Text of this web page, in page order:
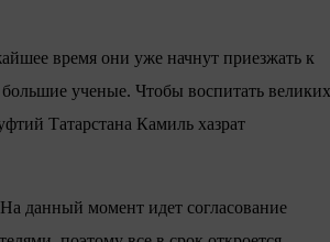
время они уже начнут приезжать к
ученые. Чтобы воспитать великих
Татарстана Камиль хазрат
данный момент идет согласование